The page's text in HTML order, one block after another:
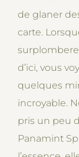
de glaner
carte.
d’ici, vous
quelques
incroyable.
pris un peu
Panamint